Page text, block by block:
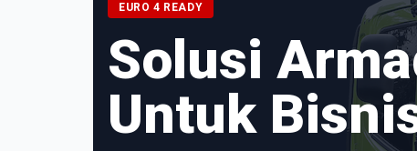
EURO 4 READY
Solusi
Untuk